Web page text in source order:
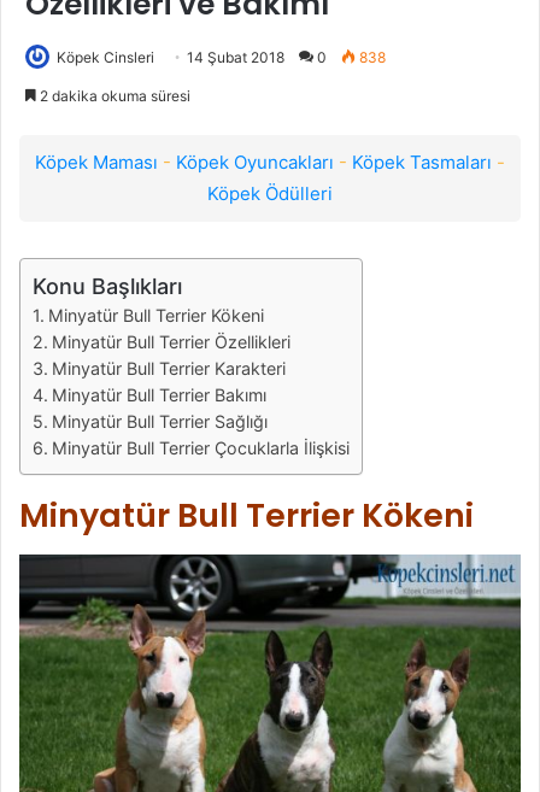
Köpek Cinsleri 14 Şubat 2018 0 838
2 dakika okuma süresi
Köpek Maması - Köpek Oyuncakları - Köpek Tasmaları -
Köpek Ödülleri
Konu Başlıkları
Minyatür Bull Terrier Kökeni
Minyatür Bull Terrier Özellikleri
Minyatür Bull Terrier Karakteri
Minyatür Bull Terrier Bakımı
Minyatür Bull Terrier Sağlığı
Minyatür Bull Terrier Çocuklarla İlişkisi
Minyatür Bull Terrier Kökeni